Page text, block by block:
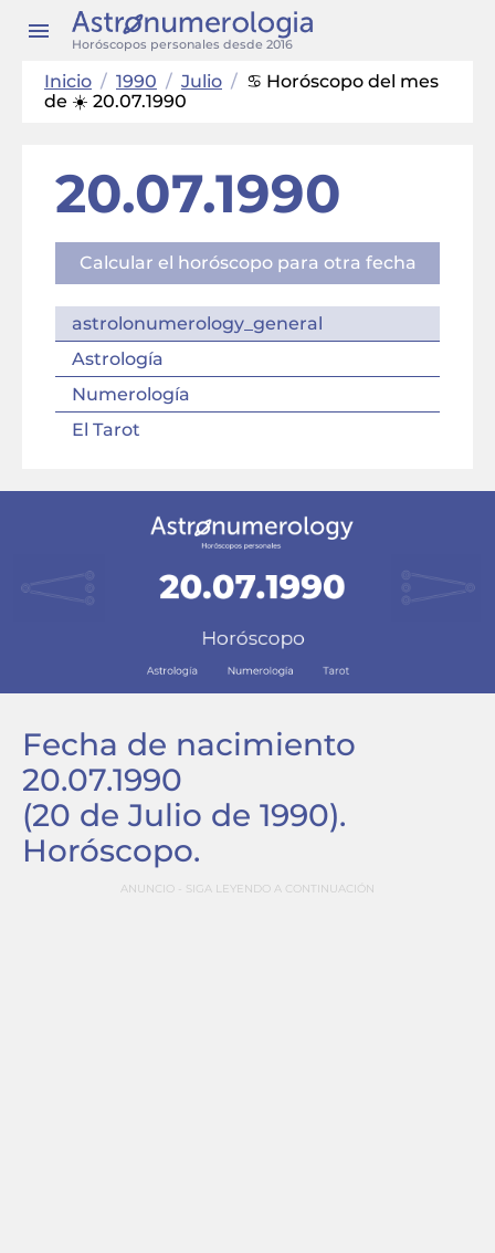
Horóscopos personales desde 2016
Inicio / 1990 / Julio / ♋ Horóscopo del mes
de ☀️ 20.07.1990
20.07.1990
Calcular el horóscopo para otra fecha
astrolonumerology_general
Astrología
Numerología
El Tarot
Fecha de nacimiento
20.07.1990
(20 de Julio de 1990).
Horóscopo.
ANUNCIO - SIGA LEYENDO A CONTINUACIÓN